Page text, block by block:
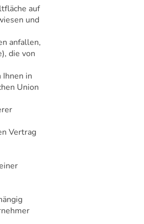
auf
und
anfallen,
die von
in
Union
Vertrag